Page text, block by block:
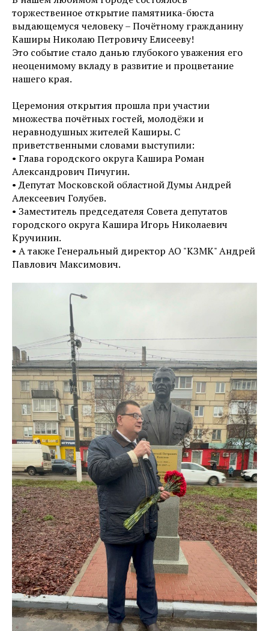
торжественное открытие памятника-бюста
выдающемуся человеку – Почётному гражданину
Каширы Николаю Петровичу Елисееву!
Это событие стало данью глубокого уважения его
неоценимому вкладу в развитие и процветание
нашего края.
Церемония открытия прошла при участии
множества почётных гостей, молодёжи и
неравнодушных жителей Каширы. С
приветственными словами выступили:
• Глава городского округа Кашира Роман
Александрович Пичугин.
• Депутат Московской областной Думы Андрей
Алексеевич Голубев.
• Заместитель председателя Совета депутатов
городского округа Кашира Игорь Николаевич
Кручинин.
• А также Генеральный директор АО "КЗМК" Андрей
Павлович Максимович.